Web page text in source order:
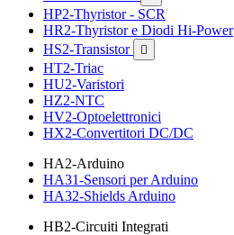
HP2-Thyristor - SCR
HR2-Thyristor e Diodi Hi-Power
HS2-Transistor

HT2-Triac
HU2-Varistori
HZ2-NTC
HV2-Optoelettronici
HX2-Convertitori DC/DC
HA2-Arduino
HA31-Sensori per Arduino
HA32-Shields Arduino
HB2-Circuiti Integrati